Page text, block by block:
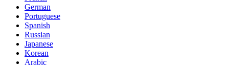
German
Portuguese
Spanish
Russian
Japanese
Korean
Arabic